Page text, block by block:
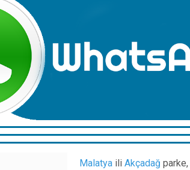
Malatya ili Akçadağ parke,